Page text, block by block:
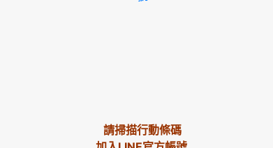
請掃描行動條碼